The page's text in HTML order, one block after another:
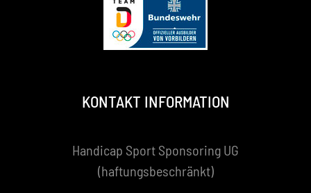
KONTAKT INFORMATION
Handicap Sport Sponsoring UG
(haftungsbeschränkt)